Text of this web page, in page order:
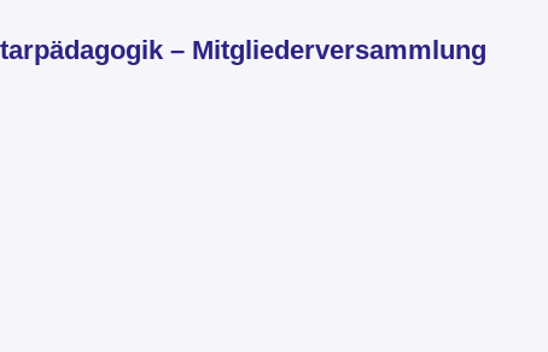
– Mitgliederversammlung